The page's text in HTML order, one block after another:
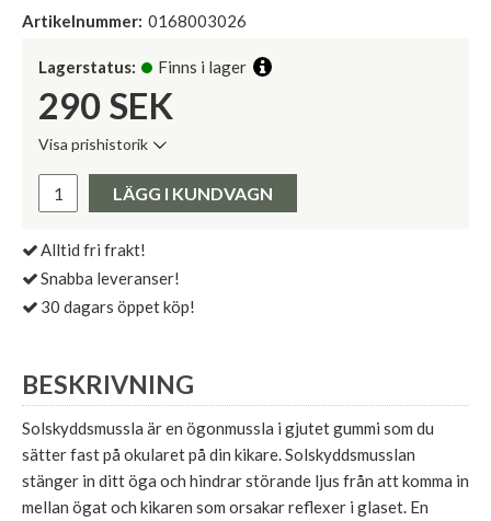
Artikelnummer: 0168003026
Lagerstatus: Finns i lager
290 SEK
Visa prishistorik
Pris:
LÄGG I KUNDVAGN
Alltid fri frakt!
Snabba leveranser!
30 dagars öppet köp!
BESKRIVNING
Solskyddsmussla är en ögonmussla i gjutet gummi som du
sätter fast på okularet på din kikare. Solskyddsmusslan
stänger in ditt öga och hindrar störande ljus från att komma in
mellan ögat och kikaren som orsakar reflexer i glaset. En